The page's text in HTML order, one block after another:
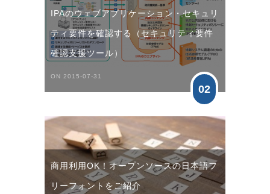
IPAのウェブアプリケーション・セキュリ
ティ要件を確認する（セキュリティ要件
確認支援ツール）
ON 2015-07-31
02
商用利用OK！オープンソースの日本語フ
リーフォントをご紹介